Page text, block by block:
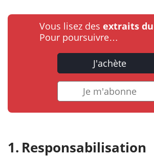
Vous lisez des extraits
Pour poursuivre…
J'achète
Je m'abonne
Responsabilisation